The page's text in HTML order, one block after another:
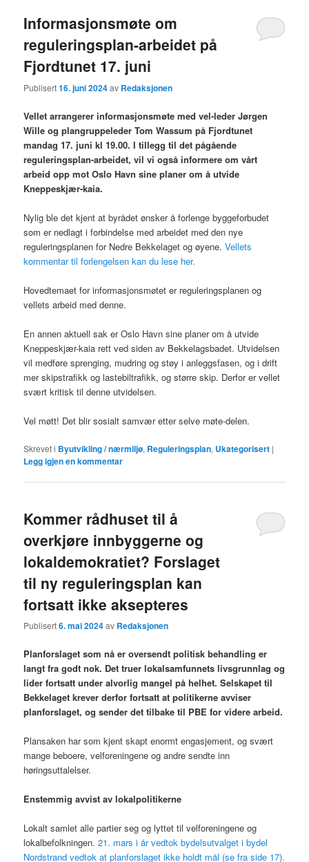
Informasjonsmøte om
reguleringsplan-arbeidet på
Fjordtunet 17. juni
Publisert16. juni 2024av Redaksjonen
Vellet arrangerer informasjonsmøte med vel-leder Jørgen
Wille og plangruppeleder Tom Wassum på Fjordtunet
mandag 17. juni kl 19.00. I tillegg til det pågående
reguleringsplan-arbeidet, vil vi også informere om vårt
arbeid opp mot Oslo Havn sine planer om å utvide
Kneppeskjær-kaia.
Nylig ble det kjent at byrådet ønsker å forlenge byggeforbudet
som er nedlagt i forbindelse med arbeidet med den nye
reguleringsplanen for Nedre Bekkelaget og øyene.Vellets
kommentar til forlengelsen kan du lese her.
Hovedtemaet for informasjonsmøtet er reguleringsplanen og
vellets arbeid med denne.
En annen aktuell sak er Oslo Havn sine planer om å utvide
Kneppeskjær-kaia rett ved siden av Bekkelagsbadet. Utvidelsen
vil medføre sprenging, mudring og støy i anleggsfasen, og i drift
mer skipstrafikk og lastebiltrafikk, og større skip. Derfor er vellet
svært kritisk til denne utvidelsen.
Vel møtt! Det blir sosialt samvær etter selve møte-delen.
Skrevet i Byutvikling / nærmiljø, Reguleringsplan, Ukategorisert |
Legg igjen en kommentar
Kommer rådhuset til å
overkjøre innbyggerne og
lokaldemokratiet? Forslaget
til ny reguleringsplan kan
fortsatt ikke aksepteres
Publisert6. mai 2024av Redaksjonen
Planforslaget som nå er oversendt politisk behandling er
langt fra godt nok. Det truer lokalsamfunnets livsgrunnlag og
lider fortsatt under alvorlig mangel på helhet. Selskapet til
Bekkelaget krever derfor fortsatt at politikerne avviser
planforslaget, og sender det tilbake til PBE for videre arbeid.
Plansaken har som kjent skapt enormt engasjement, og svært
mange beboere, velforeningene og andre sendte inn
høringsuttalelser.
Enstemmig avvist av lokalpolitikerne
Lokalt samlet alle partier seg og lyttet til velforeningene og
lokalbefolkningen. 21. mars i år vedtok bydelsutvalget i bydel
Nordstrand vedtok at planforslaget ikke holdt mål (se fra side 17).